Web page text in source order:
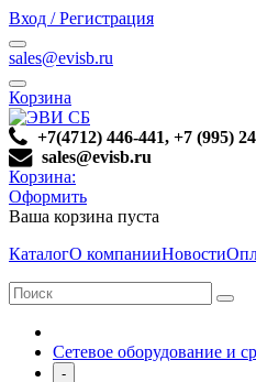
Вход / Регистрация
sales@evisb.ru
Корзина
+7(4712) 446-441, +7 (995)
sales@evisb.ru
Корзина:
Оформить
Ваша корзина пуста
КаталогО компанииНовости
Сетевое оборудование и
-